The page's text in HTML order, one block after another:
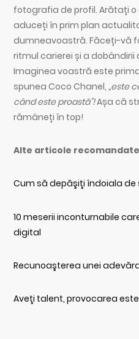
fotografia de profil. Arătați
aduceți în prim plan
dumneavoastră. Făceți-vă
ritmul carierei și a
Imaginea voastră este
spunea Coco Chanel,„este
când este proastă”!Așa că
rămâneți în top!
Alte articole
Cum să depăşiţi îndoiala de
10 meserii inconturnabile
digital
Recunoaşterea unei
Aveţi talent, provocarea